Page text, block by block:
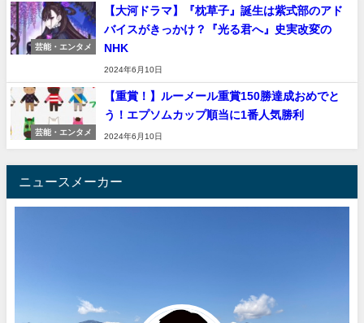
芸能・エンタメ
【大河ドラマ】『枕草子』誕生は紫式部のアド
バイスがきっかけ？『光る君へ』史実改変の
NHK
2024年6月10日
芸能・エンタメ
【重賞！】ルーメール重賞150勝達成おめでと
う！エプソムカップ順当に1番人気勝利
2024年6月10日
ニュースメーカー